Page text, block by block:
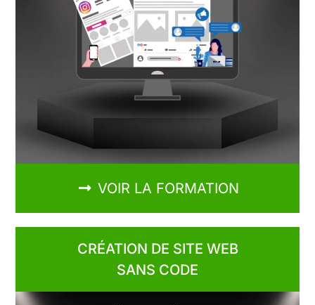
VOIR LA FORMATION
CRÉATION DE SITE WEB
SANS CODE